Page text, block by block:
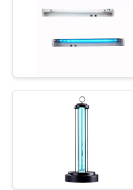
Baai
Lichten
UVC